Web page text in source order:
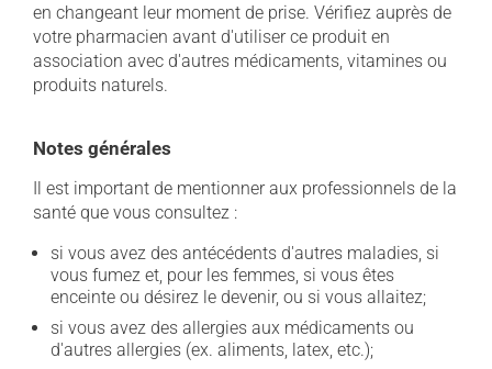
en changeant leur moment de prise. Vérifiez auprès de
votre pharmacien avant d'utiliser ce produit en
association avec d'autres médicaments, vitamines ou
produits naturels.
Notes générales
Il est important de mentionner aux professionnels de la
santé que vous consultez :
si vous avez des antécédents d'autres maladies, si
vous fumez et, pour les femmes, si vous êtes
enceinte ou désirez le devenir, ou si vous allaitez;
si vous avez des allergies aux médicaments ou
d'autres allergies (ex. aliments, latex, etc.);